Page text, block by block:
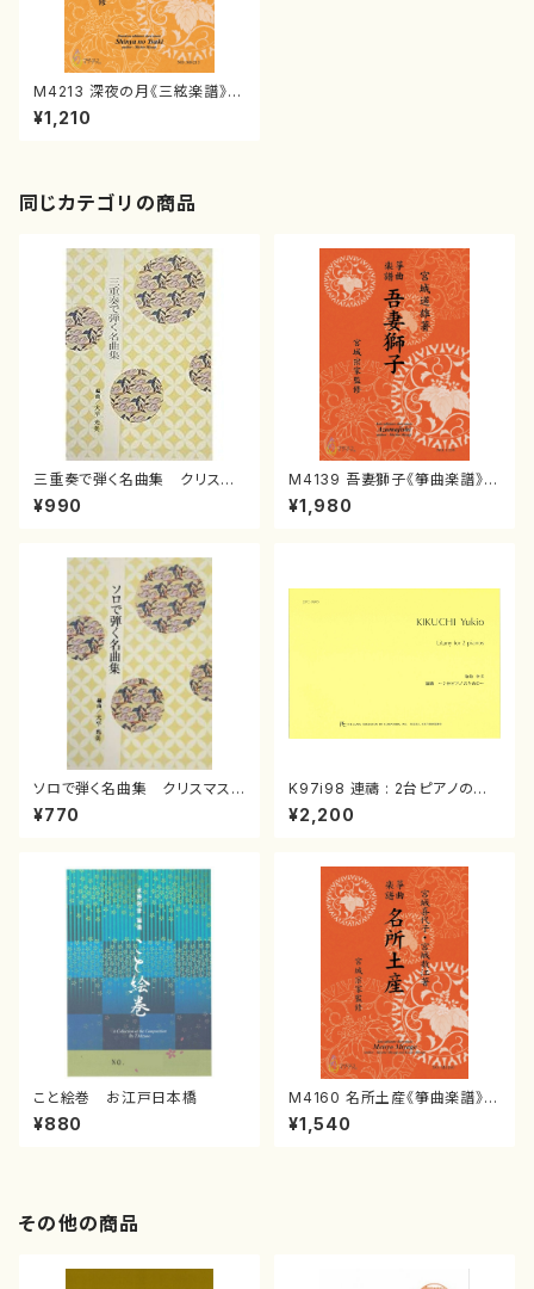
M4213 深夜の月《三絃楽譜》
（三絃/宮城道雄著・宮城宗家監
修/三絃楽譜）
¥1,210
同じカテゴリの商品
三重奏で弾く名曲集 クリスマ
スメドレー( 箏2/大平光美 編
曲/楽譜）
¥990
M4139 吾妻獅子《箏曲楽譜》
（箏/宮城道雄著・宮城宗家監修/
箏曲古典楽譜）
¥1,980
ソロで弾く名曲集 クリスマス・
イブ／恋人がサンタクロース(
箏独奏 /大平光美 編曲/楽
¥770
K97i98 連禱 : 2台ピアノのた
めの（2 Pianos / 菊池 幸夫 /
楽譜）
¥2,200
こと絵巻 お江戸日本橋
¥880
M4160 名所土産《箏曲楽譜》
（箏/宮城喜代子・宮城数江著・
宮城宗家監修/箏曲古典楽譜）
¥1,540
その他の商品